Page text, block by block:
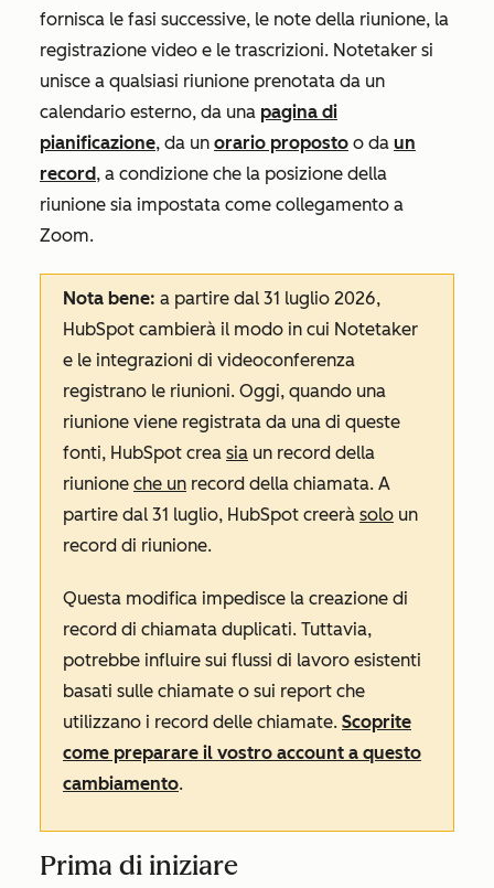
fornisca le fasi successive, le note della riunione, la
registrazione video e le trascrizioni. Notetaker si
unisce a qualsiasi riunione prenotata da un
calendario esterno, da una pagina di
pianificazione, da un orario proposto o da un
record, a condizione che la posizione della
riunione sia impostata come collegamento a
Zoom.
Nota bene: a partire dal 31 luglio 2026,
HubSpot cambierà il modo in cui Notetaker
e le integrazioni di videoconferenza
registrano le riunioni. Oggi, quando una
riunione viene registrata da una di queste
fonti, HubSpot crea sia un record della
riunione che un record della chiamata. A
partire dal 31 luglio, HubSpot creerà solo un
record di riunione.
Questa modifica impedisce la creazione di
record di chiamata duplicati. Tuttavia,
potrebbe influire sui flussi di lavoro esistenti
basati sulle chiamate o sui report che
utilizzano i record delle chiamate. Scoprite
come preparare il vostro account a questo
cambiamento.
Prima di iniziare